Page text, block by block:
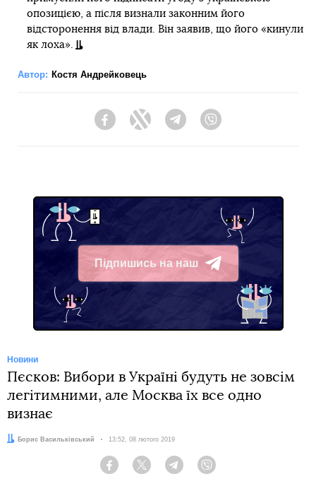
опозицією, а після визнали законним його
відсторонення від влади. Він заявив, що його «кинули
як лоха».
Автор: Костя Андрейковець
FacebookTwitter Telegram
Підпишись на наш
Telegram
Новини
Пєсков: Вибори в Україні будуть не зовсім
легітимними, але Москва їх все одно
визнає
Автор:Борис Васильківський Дата:
13:52, 08 лютого 2019
Facebook Twitter Telegram